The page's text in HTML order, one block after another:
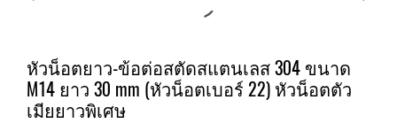
หัวน็อตยาว-ข้อต่อสตัดสแตนเลส 304 ขนาด
M14 ยาว 30 mm (หัวน็อตเบอร์ 22) หัวน็อตตัว
เมียยาวพิเศษ